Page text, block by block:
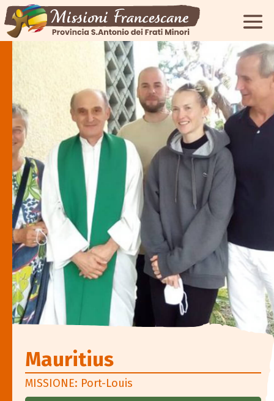
Mauritius
MISSIONE: Port-Louis